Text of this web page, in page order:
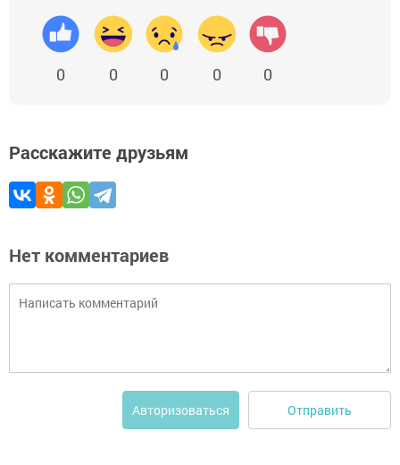
0 0 0 0 0
Расскажите друзьям
Нет комментариев
Авторизоваться Отправить